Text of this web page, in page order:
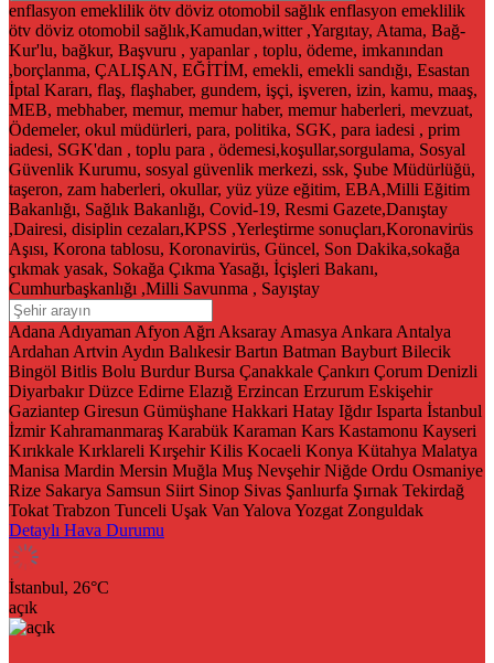
enflasyon emeklilik ötv döviz otomobil sağlık enflasyon emeklilik
ötv döviz otomobil sağlık,Kamudan,witter ,Yargıtay, Atama, Bağ-
Kur'lu, bağkur, Başvuru , yapanlar , toplu, ödeme, imkanından
,borçlanma, ÇALIŞAN, EĞİTİM, emekli, emekli sandığı, Esastan
İptal Kararı, flaş, flaşhaber, gundem, işçi, işveren, izin, kamu, maaş,
MEB, mebhaber, memur, memur haber, memur haberleri, mevzuat,
Ödemeler, okul müdürleri, para, politika, SGK, para iadesi , prim
iadesi, SGK'dan , toplu para , ödemesi,koşullar,sorgulama, Sosyal
Güvenlik Kurumu, sosyal güvenlik merkezi, ssk, Şube Müdürlüğü,
taşeron, zam haberleri, okullar, yüz yüze eğitim, EBA,Milli Eğitim
Bakanlığı, Sağlık Bakanlığı, Covid-19, Resmi Gazete,Danıştay
,Dairesi, disiplin cezaları,KPSS ,Yerleştirme sonuçları,Koronavirüs
Aşısı, Korona tablosu, Koronavirüs, Güncel, Son Dakika,sokağa
çıkmak yasak, Sokağa Çıkma Yasağı, İçişleri Bakanı,
Cumhurbaşkanlığı ,Milli Savunma , Sayıştay
Adana Adıyaman Afyon Ağrı Aksaray Amasya Ankara Antalya
Ardahan Artvin Aydın Balıkesir Bartın Batman Bayburt Bilecik
Bingöl Bitlis Bolu Burdur Bursa Çanakkale Çankırı Çorum Denizli
Diyarbakır Düzce Edirne Elazığ Erzincan Erzurum Eskişehir
Gaziantep Giresun Gümüşhane Hakkari Hatay Iğdır Isparta İstanbul
İzmir Kahramanmaraş Karabük Karaman Kars Kastamonu Kayseri
Kırıkkale Kırklareli Kırşehir Kilis Kocaeli Konya Kütahya Malatya
Manisa Mardin Mersin Muğla Muş Nevşehir Niğde Ordu Osmaniye
Rize Sakarya Samsun Siirt Sinop Sivas Şanlıurfa Şırnak Tekirdağ
Tokat Trabzon Tunceli Uşak Van Yalova Yozgat Zonguldak
Detaylı Hava Durumu
İstanbul, 26°C
açık